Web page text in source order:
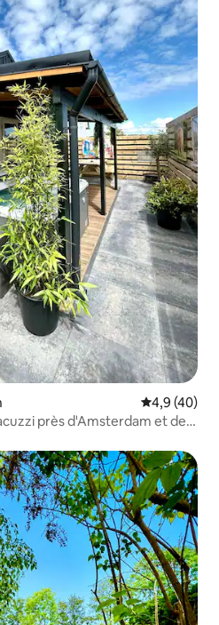
Évaluation
4,9 (40)
près d'Amsterdam et de